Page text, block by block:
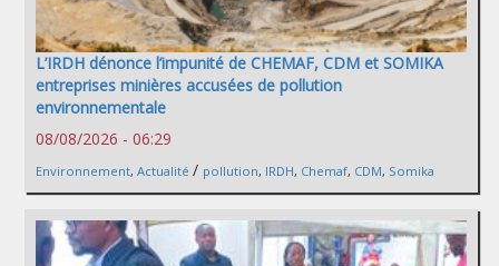
L’IRDH dénonce l’impunité de CHEMAF, CDM et SOMIKA
entreprises minières accusées de pollution
environnementale
08/08/2026 - 06:29
Environnement, Actualité / pollution, IRDH, Chemaf, CDM, Somika